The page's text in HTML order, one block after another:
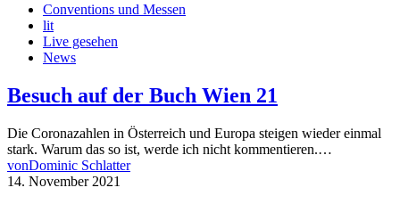
Conventions und Messen
lit
Live gesehen
News
Besuch auf der Buch Wien 21
Die Coronazahlen in Österreich und Europa steigen wieder einmal
stark. Warum das so ist, werde ich nicht kommentieren.…
vonDominic Schlatter
14. November 2021